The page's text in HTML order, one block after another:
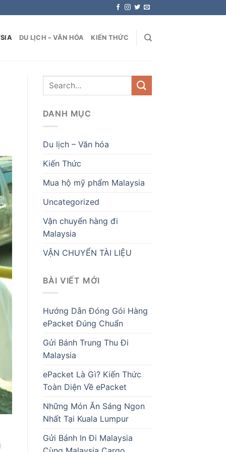
DU LỊCH – VĂN HÓA KIẾN THỨC
DANH MỤC
Du lịch – Văn hóa
Kiến Thức
Mua hộ mỹ phẩm Malaysia
Uncategorized
Vận chuyển hàng đi
Malaysia
VẬN CHUYỂN TÀI LIỆU
BÀI VIẾT MỚI
Hướng Dẫn Đóng Gói Hàng
ePacket Đúng Chuẩn
Gửi Bánh Trung Thu Đi
Malaysia
ePacket Là Gì? Kiến Thức
Toàn Diện Về ePacket
Những Món Ăn Sáng Ngon
Nhất Tại Kuala Lumpur
Gửi Bánh In Đi Malaysia